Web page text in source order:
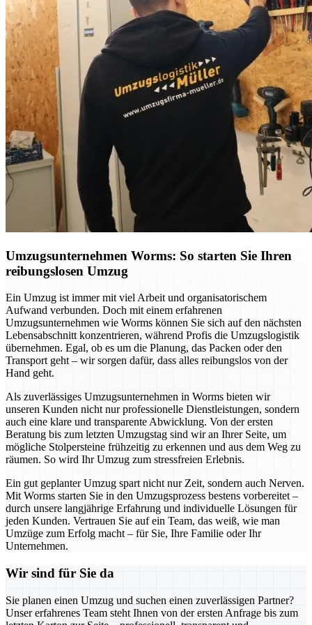
Umzugsunternehmen Worms: So starten Sie Ihren
reibungslosen Umzug
Ein Umzug ist immer mit viel Arbeit und organisatorischem
Aufwand verbunden. Doch mit einem erfahrenen
Umzugsunternehmen wie Worms können Sie sich auf den nächsten
Lebensabschnitt konzentrieren, während Profis die Umzugslogistik
übernehmen. Egal, ob es um die Planung, das Packen oder den
Transport geht – wir sorgen dafür, dass alles reibungslos von der
Hand geht.
Als zuverlässiges Umzugsunternehmen in Worms bieten wir
unseren Kunden nicht nur professionelle Dienstleistungen, sondern
auch eine klare und transparente Abwicklung. Von der ersten
Beratung bis zum letzten Umzugstag sind wir an Ihrer Seite, um
mögliche Stolpersteine frühzeitig zu erkennen und aus dem Weg zu
räumen. So wird Ihr Umzug zum stressfreien Erlebnis.
Ein gut geplanter Umzug spart nicht nur Zeit, sondern auch Nerven.
Mit Worms starten Sie in den Umzugsprozess bestens vorbereitet –
durch unsere langjährige Erfahrung und individuelle Lösungen für
jeden Kunden. Vertrauen Sie auf ein Team, das weiß, wie man
Umzüge zum Erfolg macht – für Sie, Ihre Familie oder Ihr
Unternehmen.
Wir sind für Sie da
Sie planen einen Umzug und suchen einen zuverlässigen Partner?
Unser erfahrenes Team steht Ihnen von der ersten Anfrage bis zum